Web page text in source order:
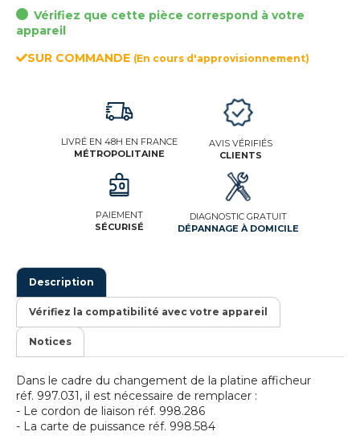
Vérifiez que cette pièce correspond à votre
appareil
SUR COMMANDE (En cours d'approvisionnement)
LIVRÉ EN 48H EN FRANCE
MÉTROPOLITAINE
PAIEMENT
SÉCURISÉ
AVIS VÉRIFIÉS
CLIENTS
DIAGNOSTIC GRATUIT
DÉPANNAGE À DOMICILE
Description
Vérifiez la compatibilité avec votre appareil
Notices
Dans le cadre du changement de la platine afficheur
réf. 997.031, il est nécessaire de remplacer :
- Le cordon de liaison réf. 998.286
- La carte de puissance réf. 998.584